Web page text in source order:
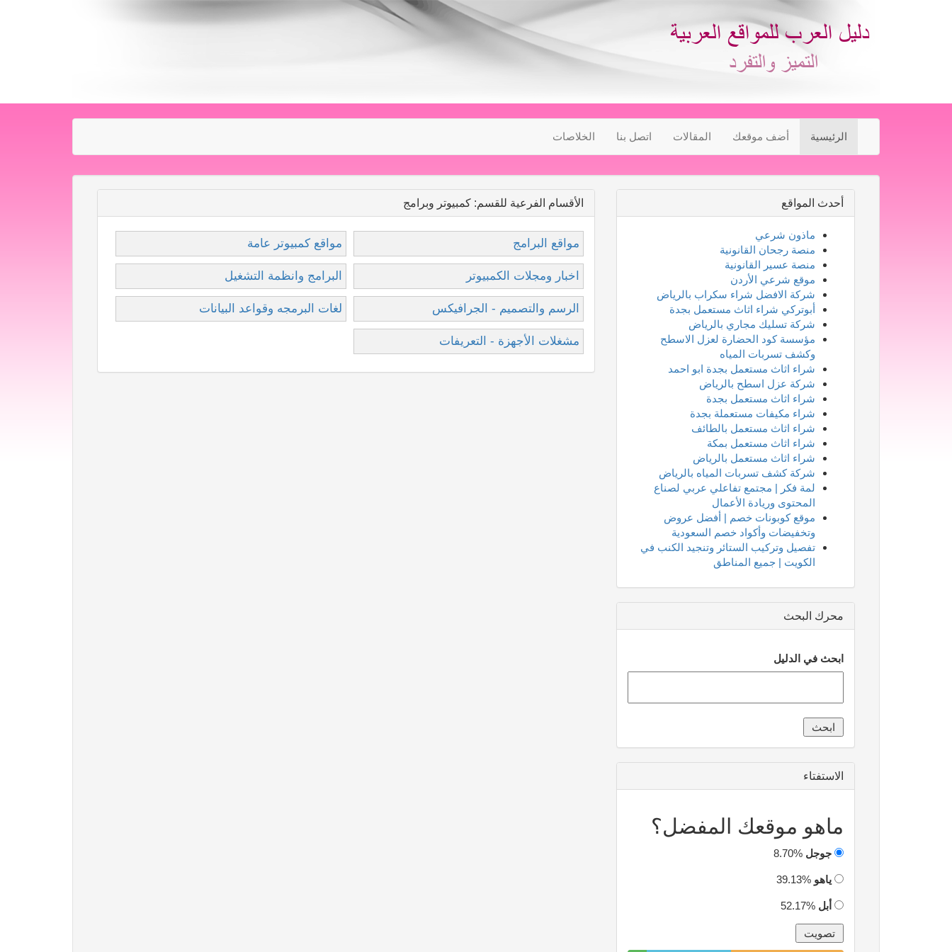
الرئيسية أضف موقعك المقالات اتصل بنا الخلاصات
الأقسام الفرعية للقسم: كمبيوتر وبرامج
مواقع البرامج مواقع كمبيوتر عامة
اخبار ومجلات الكمبيوتر البرامج وانظمة التشغيل
الرسم والتصميم - الجرافيكس لغات البرمجه وقواعد البيانات
مشغلات الأجهزة - التعريفات
أحدث المواقع
ماذون شرعي
منصة رجحان القانونية
منصة عسير القانونية
موقع شرعي الأردن
شركة الافضل شراء سكراب بالرياض
أبوتركي شراء اثاث مستعمل بجدة
شركة تسليك مجاري بالرياض
مؤسسة كود الحضارة لعزل الاسطح
وكشف تسربات المياه
شراء اثاث مستعمل بجدة ابو احمد
شركة عزل اسطح بالرياض
شراء اثاث مستعمل بجدة
شراء مكيفات مستعملة بجدة
شراء اثاث مستعمل بالطائف
شراء اثاث مستعمل بمكة
شراء اثاث مستعمل بالرياض
شركة كشف تسربات المياه بالرياض
لمة فكر | مجتمع تفاعلي عربي لصناع
المحتوى وريادة الأعمال
موقع كوبونات خصم | أفضل عروض
وتخفيضات وأكواد خصم السعودية
تفصيل وتركيب الستائر وتنجيد الكنب في
الكويت | جميع المناطق
محرك البحث
ابحث في الدليل
الاستفتاء
ماهو موقعك المفضل؟
جوجل 8.70%
ياهو 39.13%
أبل 52.17%